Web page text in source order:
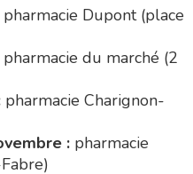
11 novembre :
Charignon-Dumas
:pharmacie Bonnemaire